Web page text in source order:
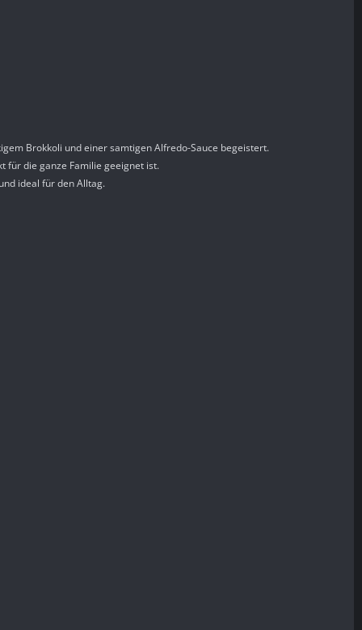
Brokkoli und einer samtigen Alfredo-Sauce begeistert.
für die ganze Familie geeignet ist.
ideal für den Alltag.